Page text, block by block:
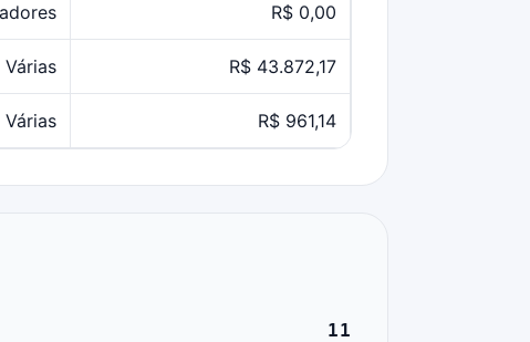
R$ 0,00
Várias R$ 43.872,17
Várias R$ 961,14
11